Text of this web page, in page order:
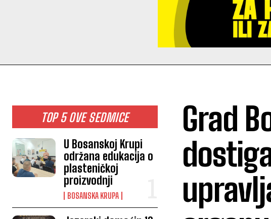
TOP 5 OVE SEDMICE
U Bosanskoj Krupi
održana edukacija o
plasteničkoj
proizvodnji
BOSANSKA KRUPA
Grad